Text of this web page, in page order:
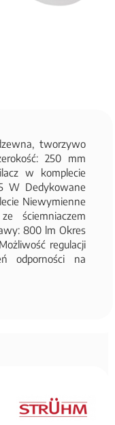
tworzywo
250 mm
w komplecie
W Dedykowane
Niewymienne
ściemniaczem
800 lm Okres
regulacji
odporności na